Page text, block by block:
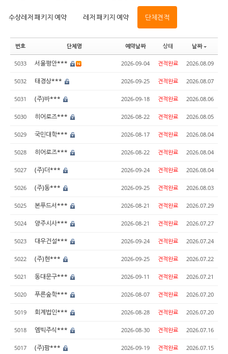
수상레저 패키지 예약 레저 패키지 예약 단체견적
번호 단체명 예약날짜 상태 날짜
5033 서울평안*** 2026-09-04 견적완료 2026.08.09
5032 태경상*** 2026-09-25 견적완료 2026.08.07
5031 (주)바*** 2026-09-18 견적완료 2026.08.06
5030 히어로즈*** 2026-08-22 견적완료 2026.08.05
5029 국민대학*** 2026-08-17 견적완료 2026.08.04
5028 히어로즈*** 2026-08-22 견적완료 2026.08.04
5027 (주)더*** 2026-09-24 견적완료 2026.08.04
5026 (주)동*** 2026-09-25 견적완료 2026.08.03
5025 본푸드서*** 2026-08-21 견적완료 2026.07.29
5024 양주시사*** 2026-08-21 견적완료 2026.07.27
5023 대우건설*** 2026-09-24 견적완료 2026.07.24
5022 (주)현*** 2026-09-25 견적완료 2026.07.22
5021 동대문구*** 2026-09-11 견적완료 2026.07.21
5020 푸른숲학*** 2026-08-07 견적완료 2026.07.20
5019 회계법인*** 2026-08-28 견적완료 2026.07.20
5018 엠빅주식*** 2026-08-30 견적완료 2026.07.16
5017 (주)팜*** 2026-09-19 견적완료 2026.07.15